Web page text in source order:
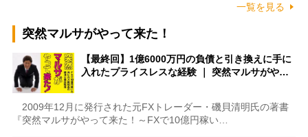
一覧を見る
突然マルサがやって来た！
【最終回】1億6000万円の負債と引き換えに手に
入れたプライスレスな経験 ｜ 突然マルサがや…
2009年12月に発行された元FXトレーダー・磯貝清明氏の著書
『突然マルサがやって来た！～FXで10億円稼い…